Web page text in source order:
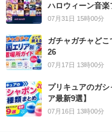
ハロウィーン音楽
07月31日 15時00分
ガチャガチャど
26
07月17日 13時00分
プリキュアのガ
ア最新9選】
07月16日 13時00分